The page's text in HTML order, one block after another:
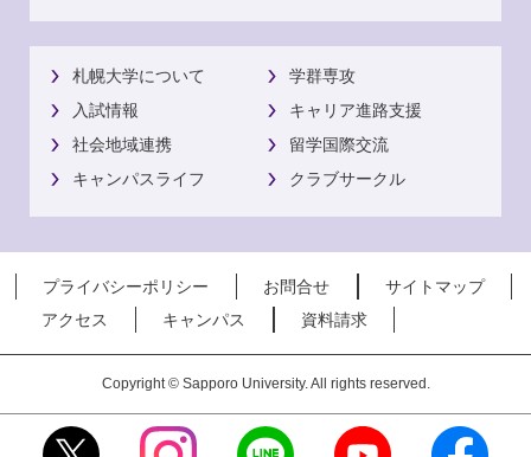
札幌大学について
学群専攻
入試情報
キャリア進路支援
社会地域連携
留学国際交流
キャンパスライフ
クラブサークル
プライバシーポリシー お問合せ
サイトマップ
アクセス
キャンパス 資料請求
Copyright © Sapporo University. All rights reserved.